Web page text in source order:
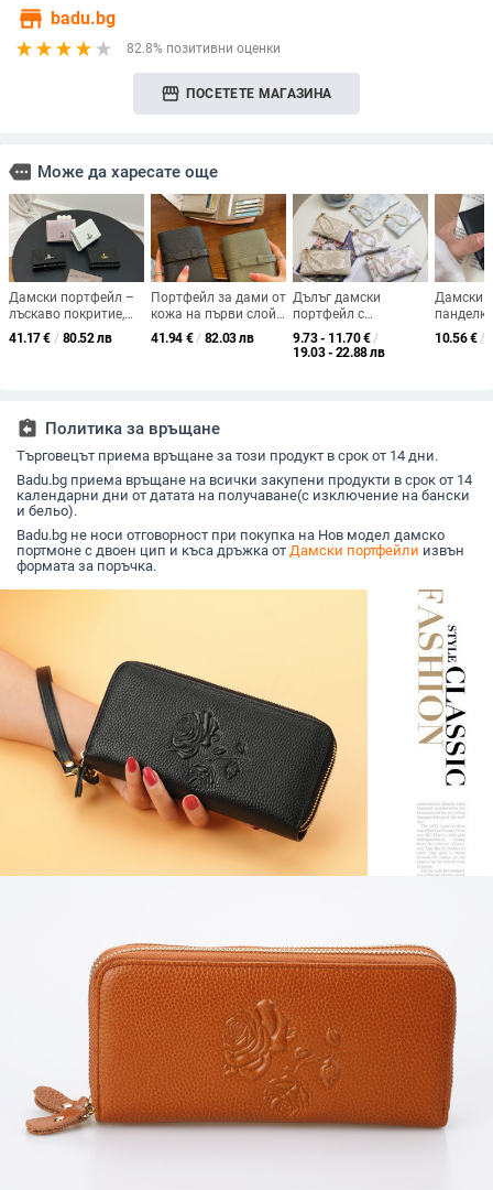
store badu.bg
82.8% позитивни оценки
storefront ПОСЕТЕТЕ МАГАЗИНА
more Може да харесате още
Дамски портфейл –
лъскаво покритие,
компактен дизайн,
урбан минимализъм
от платно)
41.17€ / 80.52 лв
Портфейл за дами от
кожа на първи слой,
къс сгъваем с връзка,
мултифункционален,
41.94 € / 82.03 лв
Дълъг дамски
портфейл с
флорална шарка,
PVC материал,
9.73 - 11.70€ /
19.03 - 22.88 лв
Дамски
10.56€ /
assignment_return Политика за връщане
Търговецът приема връщане за този продукт в срок от 14 дни.
Badu.bg приема връщане на всички закупени продукти в срок от 14
календарни дни от датата на получаване(с изключение на бански
и бельо).
Badu.bg не носи отговорност при покупка на Нов модел дамско
портмоне с двоен цип и къса дръжка от Дамски портфейли извън
формата за поръчка.